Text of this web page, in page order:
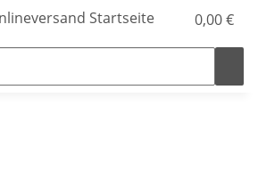
0,00 €